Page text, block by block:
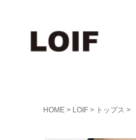
HOME LOIF トップス